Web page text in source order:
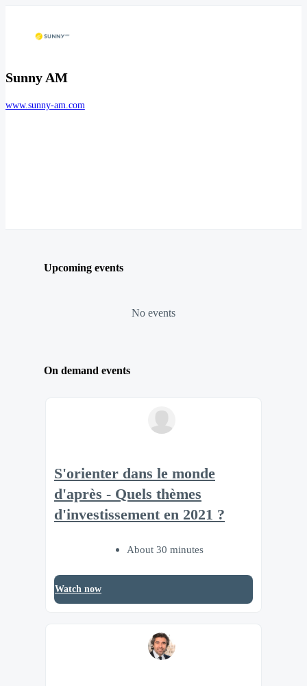
Sunny AM
www.sunny-am.com
Upcoming events
No events
On demand events
S'orienter dans le monde
d'après - Quels thèmes
d'investissement en 2021 ?
About 30 minutes
Watch now